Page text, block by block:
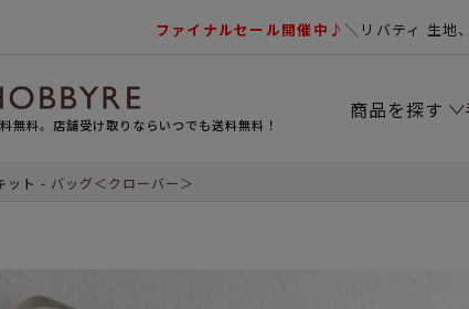
ファイナルセール開催中♪＼リバティ 生地
無料。店舗受け取りならいつでも送料無料！
商品を探す
ット バッグ＜クローバー＞